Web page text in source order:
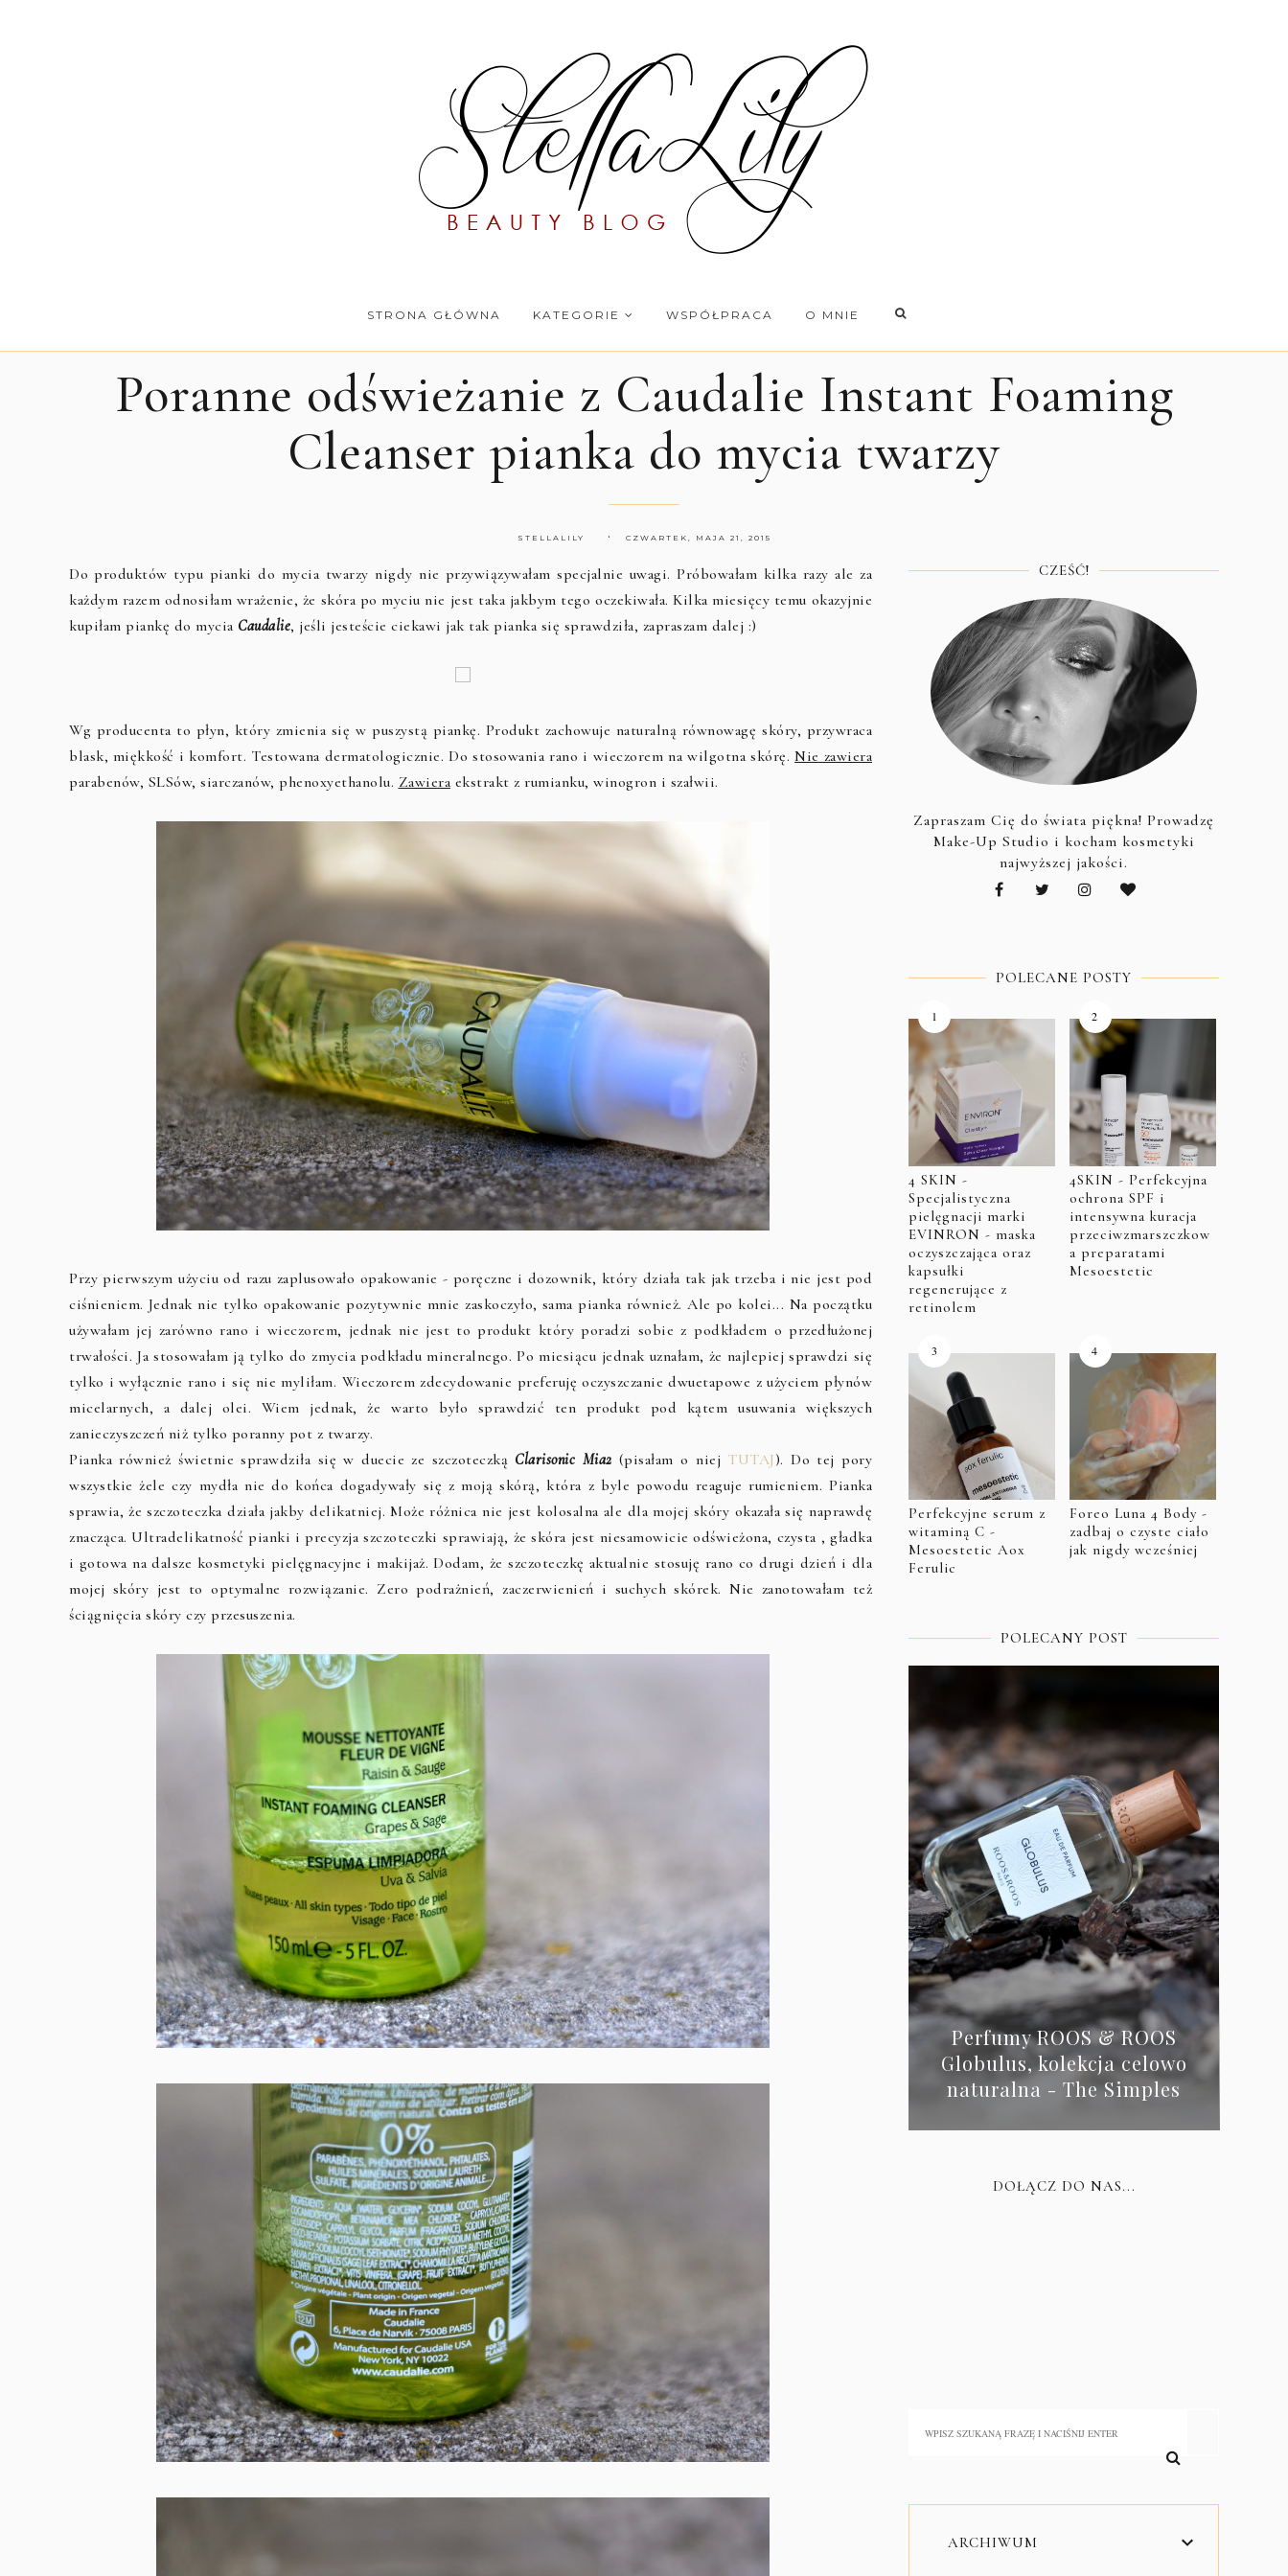
STRONA GŁÓWNA KATEGORIE WSPÓŁPRACA O MNIE
Poranne odświeżanie z Caudalie Instant Foaming
Cleanser pianka do mycia twarzy
STELLALILY CZWARTEK, MAJA 21, 2015
Do produktów typu pianki do mycia twarzy nigdy nie przywiązywałam specjalnie uwagi. Próbowałam kilka razy ale za
każdym razem odnosiłam wrażenie, że skóra po myciu nie jest taka jakbym tego oczekiwała. Kilka miesięcy temu okazyjnie
kupiłam piankę do mycia Caudalie, jeśli jesteście ciekawi jak tak pianka się sprawdziła, zapraszam dalej :)
Wg producenta to płyn, który zmienia się w puszystą piankę. Produkt zachowuje naturalną równowagę skóry, przywraca
blask, miękkość i komfort. Testowana dermatologicznie. Do stosowania rano i wieczorem na wilgotna skórę.Nie zawiera
parabenów, SLSów, siarczanów, phenoxyethanolu. Zawiera ekstrakt z rumianku, winogron i szałwii.
Przy pierwszym użyciu od razu zaplusowało opakowanie - poręczne i dozownik, który działa tak jak trzeba i nie jest pod
ciśnieniem. Jednak nie tylko opakowanie pozytywnie mnie zaskoczyło, sama pianka również. Ale po kolei... Na początku
używałam jej zarówno rano i wieczorem, jednak nie jest to produkt który poradzi sobie z podkładem o przedłużonej
trwałości. Ja stosowałam ją tylko do zmycia podkładu mineralnego. Po miesiącu jednak uznałam, że najlepiej sprawdzi się
tylko i wyłącznie rano i się nie myliłam. Wieczorem zdecydowanie preferuję oczyszczanie dwuetapowe z użyciem płynów
micelarnych, a dalej olei. Wiem jednak, że warto było sprawdzić ten produkt pod kątem usuwania większych
zanieczyszczeń niż tylko poranny pot z twarzy.
Pianka również świetnie sprawdziła się w duecie ze szczoteczką Clarisonic Mia2 (pisałam o niej TUTAJ). Do tej pory
wszystkie żele czy mydła nie do końca dogadywały się z moją skórą, która z byle powodu reaguje rumieniem. Pianka
sprawia, że szczoteczka działa jakby delikatniej. Może różnica nie jest kolosalna ale dla mojej skóry okazała się naprawdę
znacząca. Ultradelikatność pianki i precyzja szczoteczki sprawiają, że skóra jest niesamowicie odświeżona, czysta , gładka
i gotowa na dalsze kosmetyki pielęgnacyjne i makijaż. Dodam, że szczoteczkę aktualnie stosuję rano co drugi dzień i dla
mojej skóry jest to optymalne rozwiązanie. Zero podrażnień, zaczerwienień i suchych skórek. Nie zanotowałam też
ściągnięcia skóry czy przesuszenia.
CZEŚĆ!
Zapraszam Cię do świata piękna! Prowadzę
Make-Up Studio i kocham kosmetyki
najwyższej jakości.
POLECANE POSTY
4 SKIN -
Specjalistyczna
pielęgnacji marki
EVINRON - maska
oczyszczająca oraz
kapsułki
regenerujące z
retinolem
4SKIN - Perfekcyjna
ochrona SPF i
intensywna kuracja
przeciwzmarszczkow
a preparatami
Mesoestetic
Perfekcyjne serum z
witaminą C -
Mesoestetic Aox
Ferulic
Foreo Luna 4 Body -
zadbaj o czyste ciało
jak nigdy wcześniej
POLECANY POST
Perfumy ROOS & ROOS
Globulus, kolekcja celowo
naturalna - The Simples
DOŁĄCZ DO NAS...
ARCHIWUM